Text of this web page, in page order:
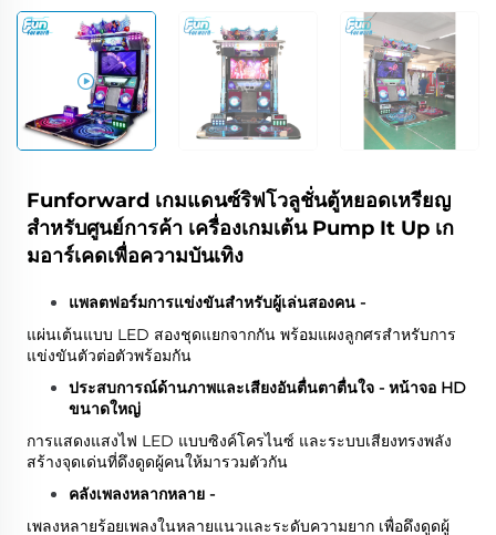
Funforward เกมแดนซ์ริฟโวลูชั่นตู้หยอดเหรียญ
สำหรับศูนย์การค้า เครื่องเกมเต้น Pump It Up เก
มอาร์เคดเพื่อความบันเทิง
แพลตฟอร์มการแข่งขันสำหรับผู้เล่นสองคน -
แผ่นเต้นแบบ LED สองชุดแยกจากกัน พร้อมแผงลูกศรสำหรับการ
แข่งขันตัวต่อตัวพร้อมกัน
ประสบการณ์ด้านภาพและเสียงอันตื่นตาตื่นใจ - หน้าจอ HD
ขนาดใหญ่
การแสดงแสงไฟ LED แบบซิงค์โครไนซ์ และระบบเสียงทรงพลัง
สร้างจุดเด่นที่ดึงดูดผู้คนให้มารวมตัวกัน
คลังเพลงหลากหลาย -
เพลงหลายร้อยเพลงในหลายแนวและระดับความยาก เพื่อดึงดูดผู้